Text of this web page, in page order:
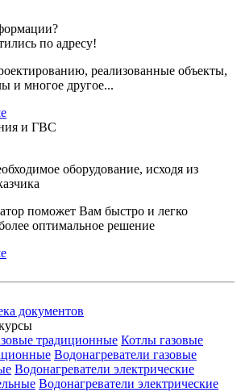
по адресу!
реализованные объекты,
и многое другое...
и ГВС
оборудование, исходя из
поможет Вам быстро и легко
оптимальное решение
документов
традиционные Котлы газовые
Водонагреватели газовые
Водонагреватели электрические
Водонагреватели электрические